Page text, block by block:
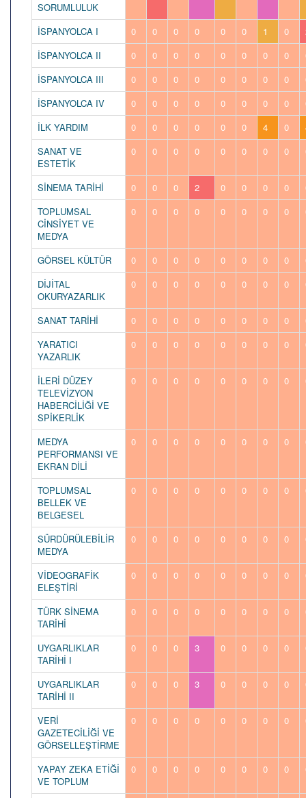
SORUMLULUK
İSPANYOLCA I 0 0 0 0 0 0 1 0
İSPANYOLCA II
0 0 0 0 0 0 0 0
İSPANYOLCA III
0 0 0 0 0 0 0 0
İSPANYOLCA IV
0 0 0 0 0 0 0 0
İLK YARDIM
0 0 0 0 0 0 4 0
SANAT VE
ESTETİK
0 0 0 0 0 0 0 0
SİNEMA TARİHİ 0 0 0 2 0 0 0 0
TOPLUMSAL
CİNSİYET VE
MEDYA
0 0 0 0 0 0 0 0
GÖRSEL KÜLTÜR 0 0 0 0 0 0 0 0
DİJİTAL
OKURYAZARLIK
0 0 0 0 0 0 0 0
SANAT TARİHİ 0 0 0 0 0 0 0 0
YARATICI
YAZARLIK
0 0 0 0 0 0 0 0
İLERİ DÜZEY
TELEVİZYON
HABERCİLİĞİ VE
SPİKERLİK
0 0 0 0 0 0 0 0
MEDYA
PERFORMANSI VE
EKRAN DİLİ
0 0 0 0 0 0 0 0
TOPLUMSAL
BELLEK VE
BELGESEL
0 0 0 0 0 0 0 0
SÜRDÜRÜLEBİLİR
MEDYA
0 0 0 0 0 0 0 0
VİDEOGRAFİK
ELEŞTİRİ
0 0 0 0 0 0 0 0
TÜRK SİNEMA
TARİHİ
0 0 0 0 0 0 0 0
UYGARLIKLAR
TARİHİ I
0 0 0 3 0 0 0 0
UYGARLIKLAR
TARİHİ II
0 0 0 3 0 0 0 0
VERİ
GAZETECİLİĞİ VE
GÖRSELLEŞTİRME
0 0 0 0 0 0 0 0
YAPAY ZEKA ETİĞİ
VE TOPLUM
0 0 0 0 0 0 0 0